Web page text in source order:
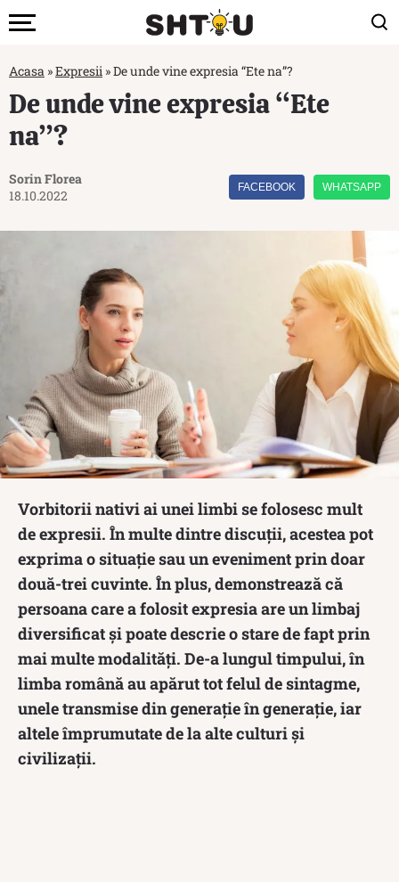
Acasa »Expresii »De unde vine expresia “Ete na”?
De unde vine expresia “Ete
na”?
Sorin Florea
18.10.2022
FACEBOOK WHATSAPP
Vorbitorii nativi ai unei limbi se folosesc mult
de expresii. În multe dintre discuții, acestea pot
exprima o situație sau un eveniment prin doar
două-trei cuvinte. În plus, demonstrează că
persoana care a folosit expresia are un limbaj
diversificat și poate descrie o stare de fapt prin
mai multe modalități. De-a lungul timpului, în
limba română au apărut tot felul de sintagme,
unele transmise din generație în generație, iar
altele împrumutate de la alte culturi și
civilizații.